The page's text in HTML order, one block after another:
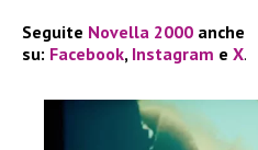
Seguite Novella 2000 anche
su: Facebook, Instagram e X.